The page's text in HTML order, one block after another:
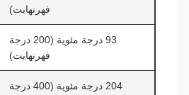
فهرنهايت)
93 درجة مئوية (200 درجة
فهرنهايت)
204 درجة مئوية (400 درجة